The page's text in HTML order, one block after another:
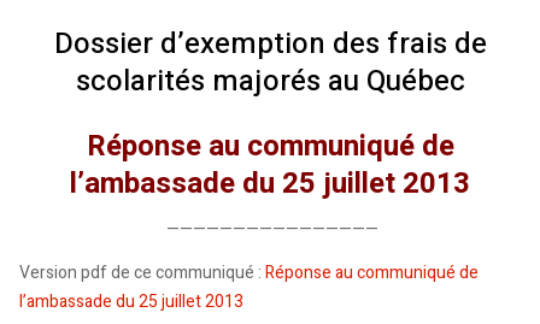
Dossier d’exemption des frais de
scolarités majorés au Québec
Réponse au communiqué de
l’ambassade du 25 juillet 2013
————————————————
Version pdf de ce communiqué :Réponse au communiqué de
l’ambassade du 25 juillet 2013